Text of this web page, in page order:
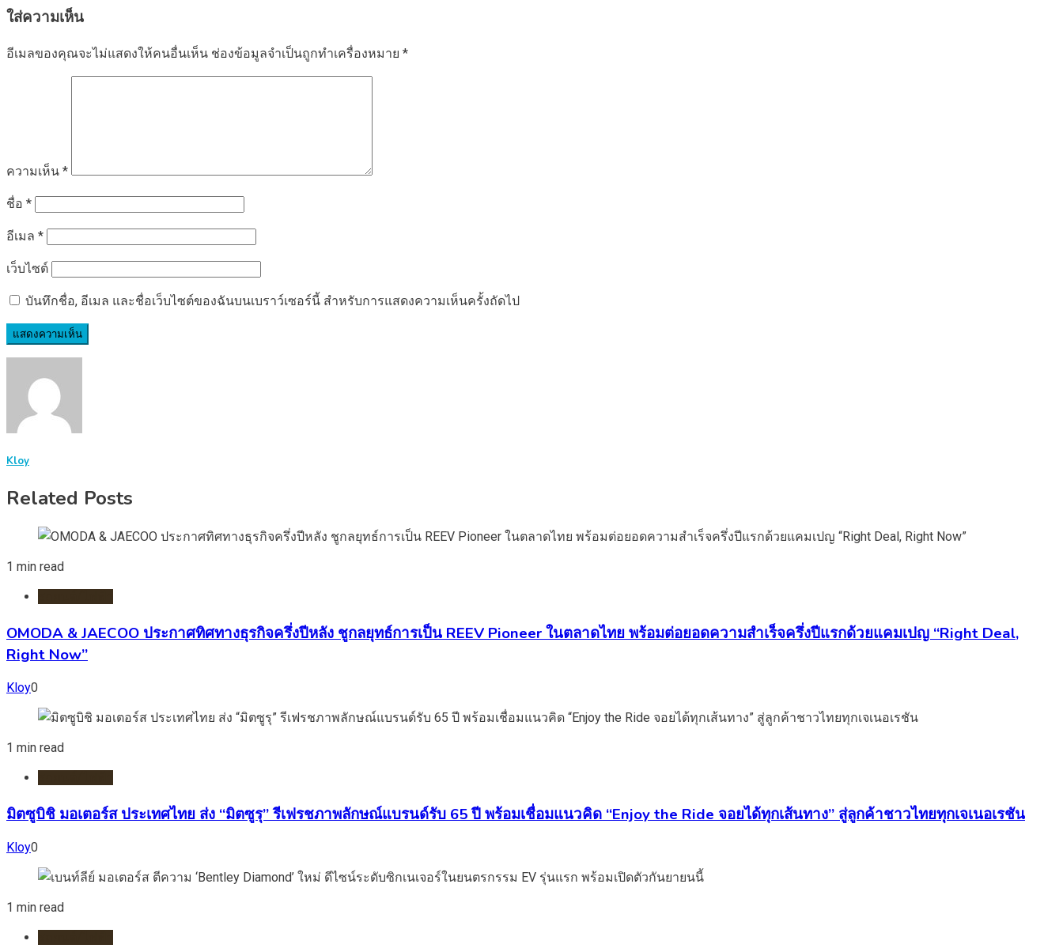
ใส่ความเห็น
อีเมลของคุณจะไม่แสดงให้คนอื่นเห็น ช่องข้อมูลจำเป็นถูกทำเครื่องหมาย *
ความเห็น *
ชื่อ *
อีเมล *
เว็บไซต์
บันทึกชื่อ, อีเมล และชื่อเว็บไซต์ของฉันบนเบราว์เซอร์นี้ สำหรับการแสดงความเห็นครั้งถัดไป
Kloy
Related Posts
1 min read
OMODA & JAECOO ประกาศทิศทางธุรกิจครึ่งปีหลัง ชูกลยุทธ์การเป็น REEV Pioneer ในตลาดไทย พร้อมต่อยอดความสำเร็จครึ่งปีแรกด้วยแคมเปญ “Right Deal,
Right Now”
Kloy0
1 min read
มิตซูบิชิ มอเตอร์ส ประเทศไทย ส่ง “มิตซูรุ” รีเฟรชภาพลักษณ์แบรนด์รับ 65 ปี พร้อมเชื่อมแนวคิด “Enjoy the Ride จอยได้ทุกเส้นทาง” สู่ลูกค้าชาวไทยทุกเจเนอเรชัน
Kloy0
1 min read